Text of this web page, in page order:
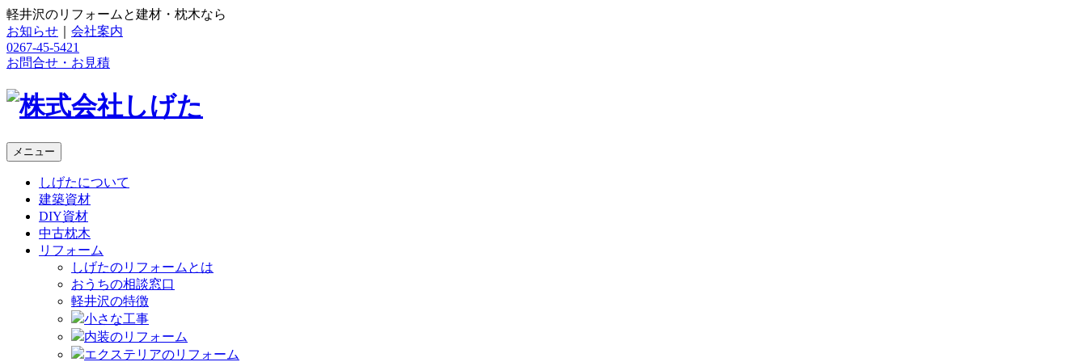
軽井沢のリフォームと建材・枕木なら
お知らせ
会社案内
0267-45-5421
お問合せ・お見積
メニュー
しげたについて
建築資材
DIY資材
中古枕木
リフォーム
しげたのリフォームとは
おうちの相談窓口
軽井沢の特徴
小さな工事
内装のリフォーム
エクステリアのリフォーム